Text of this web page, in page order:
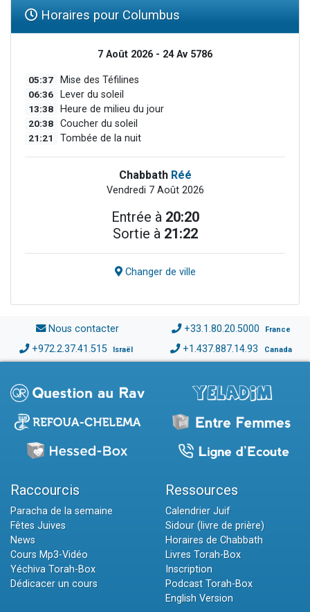
Horaires pour Columbus
7 Août 2026 - 24 Av 5786
05:37 Mise des Téfilines
06:36 Lever du soleil
13:38 Heure de milieu du jour
20:38 Coucher du soleil
21:21 Tombée de la nuit
Chabbath Réé
Vendredi 7 Août 2026
Entrée à 20:20
Sortie à 21:22
Changer de ville
Nous contacter +33.1.80.20.5000 France
+972.2.37.41.515 Israël +1.437.887.14.93 Canada
Raccourcis
Paracha de la semaine
Fêtes Juives
News
Cours Mp3-Vidéo
Yéchiva Torah-Box
Dédicacer un cours
Ressources
Calendrier Juif
Sidour (livre de prière)
Horaires de Chabbath
Livres Torah-Box
Inscription
Podcast Torah-Box
English Version